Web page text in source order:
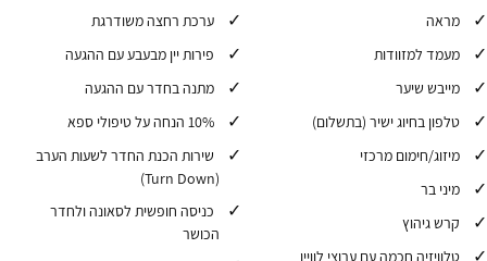
מראה
מעמד למזוודות
מייבש שיער
טלפון בחיוג ישיר (בתשלום)
מיזוג/חימום מרכזי
מיני בר
קרש גיהוץ
טלוויזיה חכמה עם ערוצי לוויין
ערכת רחצה משודרגת
פירות יין מבעבע עם ההגעה
מתנה בחדר עם ההגעה
10% הנחה על טיפולי ספא
שירות הכנת החדר לשעות הערב
(Turn Down)
כניסה חופשית לסאונה ולחדר
הכושר